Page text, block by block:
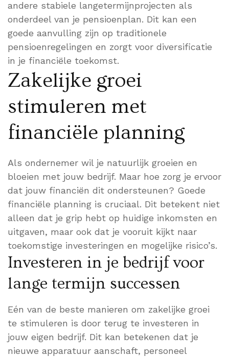
andere stabiele langetermijnprojecten als
onderdeel van je pensioenplan. Dit kan een
goede aanvulling zijn op traditionele
pensioenregelingen en zorgt voor diversificatie
in je financiële toekomst.
Zakelijke groei
stimuleren met
financiële planning
Als ondernemer wil je natuurlijk groeien en
bloeien met jouw bedrijf. Maar hoe zorg je ervoor
dat jouw financiën dit ondersteunen? Goede
financiële planning is cruciaal. Dit betekent niet
alleen dat je grip hebt op huidige inkomsten en
uitgaven, maar ook dat je vooruit kijkt naar
toekomstige investeringen en mogelijke risico’s.
Investeren in je bedrijf voor
lange termijn successen
Eén van de beste manieren om zakelijke groei
te stimuleren is door terug te investeren in
jouw eigen bedrijf. Dit kan betekenen dat je
nieuwe apparatuur aanschaft, personeel